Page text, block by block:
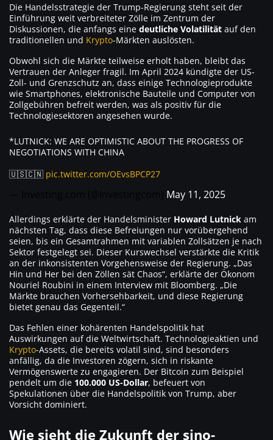
Die Handelsstrategie der Trump-Regierung steht seit der
Einführung weit verbreiteter Zölle im Zentrum der
Diskussionen, die anfangs eine deutliche Volatilität auf den
traditionellen und Krypto-Märkten auslösten.
Obwohl sich die Märkte teilweise erholt haben, bleibt das
Vertrauen der Anleger fragil. Im April 2024 kündigte der US-
Zoll- und Grenzschutz an, dass einige Technologieprodukte
wie Smartphones, elektronische Bauteile und Computer von
Zollgebühren befreit werden, was als positiv für die
Technologiesektoren angesehen wurde.
*LUTNICK: WE ARE OPTIMISTIC ABOUT THE PROGRESS OF
NEGOTIATIONS WITH CHINA
🇺🇸🇨🇳 pic.twitter.com/OEvsBPCP27
May 11, 2025
Allerdings erklärte der Handelsminister Howard Lutnick am
nächsten Tag, dass diese Befreiungen nur vorübergehend
seien, bis ein Gesamtrahmen mit variablen Zollsätzen je nach
Sektor festgelegt sei. Dieser Kurswechsel verstärkte die Kritik
an der inkonsistenten Vorgehensweise der Regierung. „Das
Hin und Her bei den Zöllen sät Chaos“, erklärte der Ökonom
Nouriel Roubini in einem Interview mit Bloomberg. „Die
Märkte brauchen Vorhersehbarkeit, und diese Regierung
bietet genau das Gegenteil.“
Das Fehlen einer kohärenten Handelspolitik hat
Auswirkungen auf die Weltwirtschaft. Technologieaktien und
Krypto-Assets, die bereits volatil sind, sind besonders
anfällig, da die Investoren zögern, sich in riskante
Vermögenswerte zu engagieren. Der Bitcoin zum Beispiel
pendelt um die 100.000 US-Dollar, befeuert von
Spekulationen über die Handelspolitik von Trump, aber
Vorsicht dominiert.
Wie sieht die Zukunft der sino-